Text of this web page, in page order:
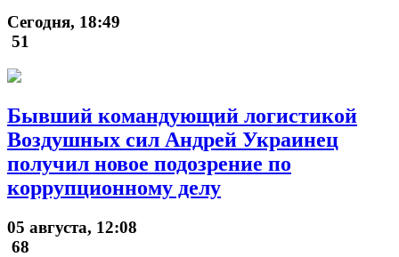
Сегодня, 18:49
51
Бывший командующий логистикой
Воздушных сил Андрей Украинец
получил новое подозрение по
коррупционному делу
05 августа, 12:08
68